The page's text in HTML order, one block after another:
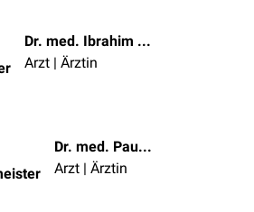
Dr. med. Ibrahim Güler
Arzt | Ärztin
Dr. med. Paula Hoffmeister
Arzt | Ärztin